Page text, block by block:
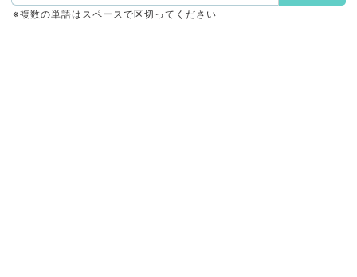
※複数の単語はスペースで区切ってください